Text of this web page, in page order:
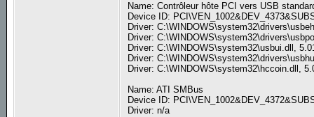
Name: Contrôleur hôte PCI vers USB
Device ID:
Driver:
Driver:
Driver: C:\WINDOWS\system32\usbui.dll,
Driver:
Driver: C:\WINDOWS\system32\hccoin.dll,
Name: ATI SMBus
Device ID:
Driver: n/a